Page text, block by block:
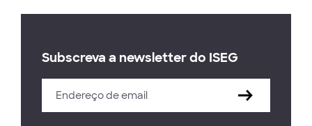
Subscreva a newsletter do ISEG